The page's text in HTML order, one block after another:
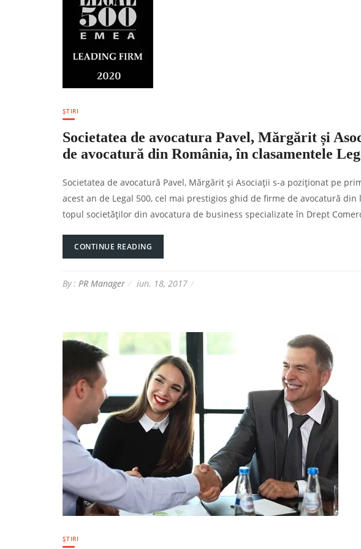
ȘTIRI
Societatea de avocatura Pavel, Mărgărit și
de avocatură din România, în clasamentele
Societatea de avocatură Pavel, Mărgărit și Asociații s-a poziționat pe
acest an de Legal 500, cel mai prestigios ghid de firme de avocatură
topul societăților din avocatura de business specializate în Drept
CONTINUE READING
By : PR Manager iun. 18, 2017
ȘTIRI